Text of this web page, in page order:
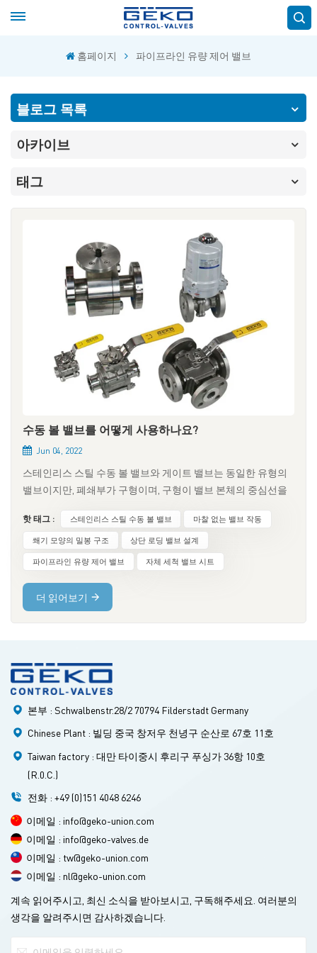
홈페이지 파이프라인 유량 제어 밸브
블로그 목록
아카이브
태그
수동 볼 밸브를 어떻게 사용하나요?
Jun 04, 2022
스테인리스 스틸 수동 볼 밸브와 게이트 밸브는 동일한 유형의
밸브이지만, 폐쇄부가 구형이며, 구형이 밸브 본체의 중심선을
밸브는 주로 파이프라인에서 유체의 이동 방향을 차단, 분배 및
변경하는 데 사용됩니다. 스테인리스 스틸 수동 볼 밸브는 비교
적 새로운 유형의 볼 밸브입니다. 스위치 마찰이 없고, 씰 마모가
적으며, 개폐 토크가 작은 등 고유한 구조의 장점을 가지고 있습
니다. 이로 인해 장착된 액추에이터의 크기가 줄어듭니다. 다중
역전 전동 액추에이터를 장착하여 유체의 조정 및 정밀 차단이
로 인해 밀봉에 영향을 미치는 문제를 완전히 해결합니다. (2) 상
부 로딩 구조: 파이프라인에 설치된 밸브는 온라인으로 직접 점
검 및 수리할 수 있어 설치 및 주차 공간을 효과적으로 줄이고 비
용을 절감할 수 있습니다. 수동 볼 밸브는 일반적으로 파이프라
캐비티 내의 매체가 비정상적인 압력 증가로 인해 작동 안전에
영향을 미치는 문제를 제거합니다. (4) 낮은 토크 설계: 특수 구
조 설계를 적용한 밸브 스템은 작은 핸들만으로 밸브를 쉽게 열
는 기계적 힘으로 밸브를 밀봉하고, 볼 쐐기를 밸브 시트에 눌러
밀봉하므로 밸브의 밀봉 성능은 파이프라인의 압력 차이 변화
에 영향을 받지 않으며, 밀봉 기능은 다양한 작동 조건에서 모두
보장됩니다. (6) 밀봉 표면의 자체 세척 구조는 구형체가 밸브 시
트에서 멀어질 때 파이프라인의 유체가 구형 밀봉 표면을 따라
360°로 고르게 통과하여 고속 유체에 의한 밸브 시트의 국부적
척 목적을 달성합니다. 2. 수동 볼 밸브의 원리 및 사용법 스테인
핫 태그 : 스테인리스 스틸 수동 볼 밸브
마찰 없는 밸브 작동
쐐기 모양의 밀봉 구조
상단 로딩 밸브 설계
파이프라인 유량 제어 밸브
자체 세척 밸브 시트
더 읽어보기
본부 : Schwalbenstr.28/2 70794 Filderstadt Germany
Chinese Plant : 빌딩 중국 창저우 천녕구 순산로 67호 11호
Taiwan factory : 대만 타이중시 후리구 푸싱가 36항 10호
(R.0.C.)
전화 : +49 (0)151 4048 6246
이메일 : info@geko-union.com
이메일 : info@geko-valves.de
이메일 : tw@geko-union.com
이메일 : nl@geko-union.com
계속 읽어주시고, 최신 소식을 받아보시고, 구독해주세요. 여러분의
생각을 알려주시면 감사하겠습니다.